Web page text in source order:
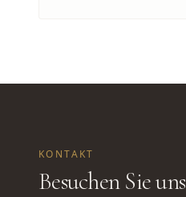
KONTAKT
Besuchen Sie uns